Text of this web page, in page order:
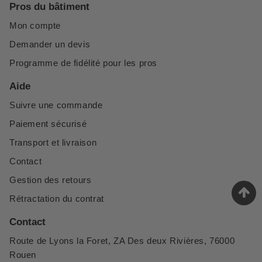
Pros du bâtiment
Mon compte
Demander un devis
Programme de fidélité pour les pros
Aide
Suivre une commande
Paiement sécurisé
Transport et livraison
Contact
Gestion des retours
Rétractation du contrat
Contact
Route de Lyons la Foret, ZA Des deux Rivières, 76000
Rouen